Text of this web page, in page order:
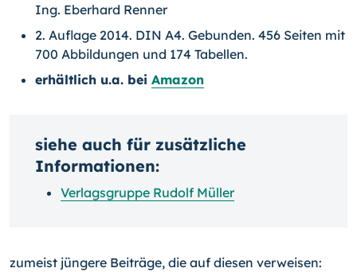
Ing. Eberhard Renner
2. Auflage 2014. DIN A4. Gebunden. 456 Seiten mit
700 Abbildungen und 174 Tabellen.
erhältlich u.a. bei Amazon
siehe auch für zusätzliche
Informationen:
Verlagsgruppe Rudolf Müller
zumeist jüngere Beiträge, die auf diesen verweisen: